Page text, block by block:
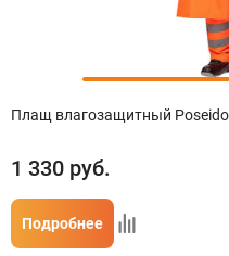
Плащ влагозащитный
1 330 руб.
Подробнее